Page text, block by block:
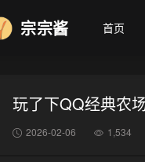
宗宗酱 首页
玩了下QQ经典农
2026-02-06 1,534